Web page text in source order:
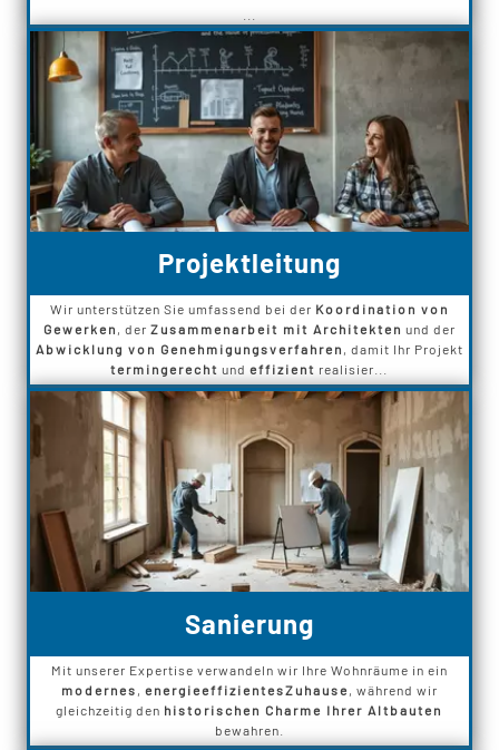
Projektleitung
Wir unterstützen Sie umfassend bei der Koordination von
Gewerken , der Zusammenarbeit mit Architekten und der
Abwicklung von Genehmigungsverfahren , damit Ihr Projekt
termingerecht undeffizient realisier...
Sanierung
Mit unserer Expertise verwandeln wir Ihre Wohnräume in ein
modernes , energieeffizientesZuhause , während wir
gleichzeitig den historischen Charme Ihrer Altbauten
bewahren.